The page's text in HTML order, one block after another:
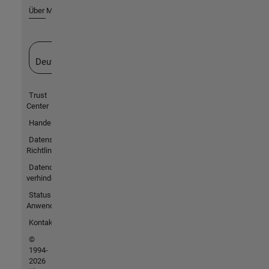
Über MathWorks
Deutschland
Trust
Center
Handelsmarken
Datenschutz-
Richtlinien
Datendiebstahl
verhindern
Status von
Anwendungen
Kontakt
©
1994-
2026